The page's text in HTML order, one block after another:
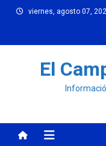
viernes, agosto 07,
El